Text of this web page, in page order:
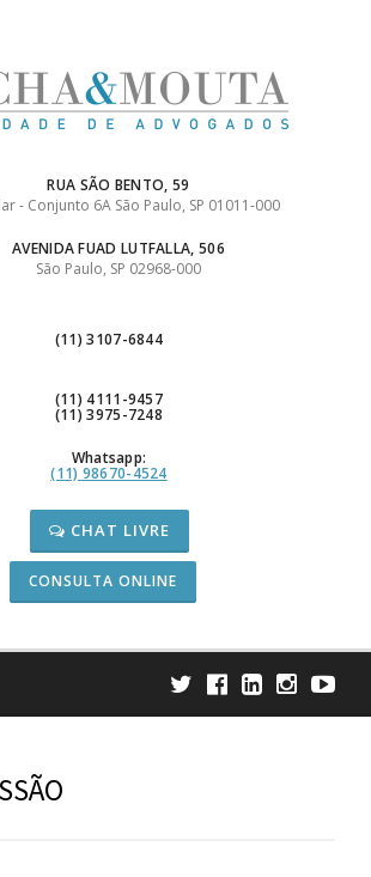
RUA SÃO BENTO, 59
- Conjunto 6A São Paulo, SP 01011-000
AVENIDA FUAD LUTFALLA, 506
São Paulo, SP 02968-000
(11) 3107-6844
(11) 4111-9457
(11) 3975-7248
Whatsapp:
(11) 98670-4524
CHAT LIVRE
CONSULTA ONLINE